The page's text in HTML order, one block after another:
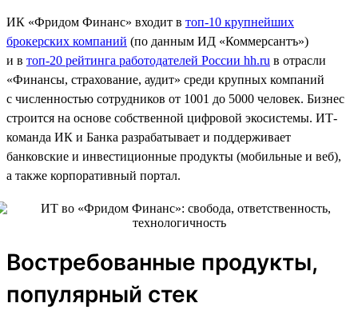
ИК «Фридом Финанс» входит в топ-10 крупнейших
брокерских компаний (по данным ИД «Коммерсантъ»)
и в топ-20 рейтинга работодателей России hh.ru в отрасли
«Финансы, страхование, аудит» среди крупных компаний
с численностью сотрудников от 1001 до 5000 человек. Бизнес
строится на основе собственной цифровой экосистемы. ИТ-
команда ИК и Банка разрабатывает и поддерживает
банковские и инвестиционные продукты (мобильные и веб),
а также корпоративный портал.
Востребованные продукты,
популярный стек